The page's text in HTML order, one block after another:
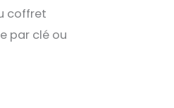
coffret
par clé ou